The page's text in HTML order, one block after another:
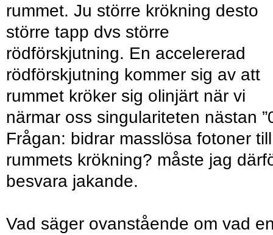
rummet. Ju större krökning desto
större tapp dvs större
rödförskjutning. En accelererad
rödförskjutning kommer sig av att
rummet kröker sig olinjärt när vi
närmar oss singulariteten nästan
Frågan: bidrar masslösa fotoner till
rummets krökning? måste jag
besvara jakande.
Vad säger ovanstående om vad